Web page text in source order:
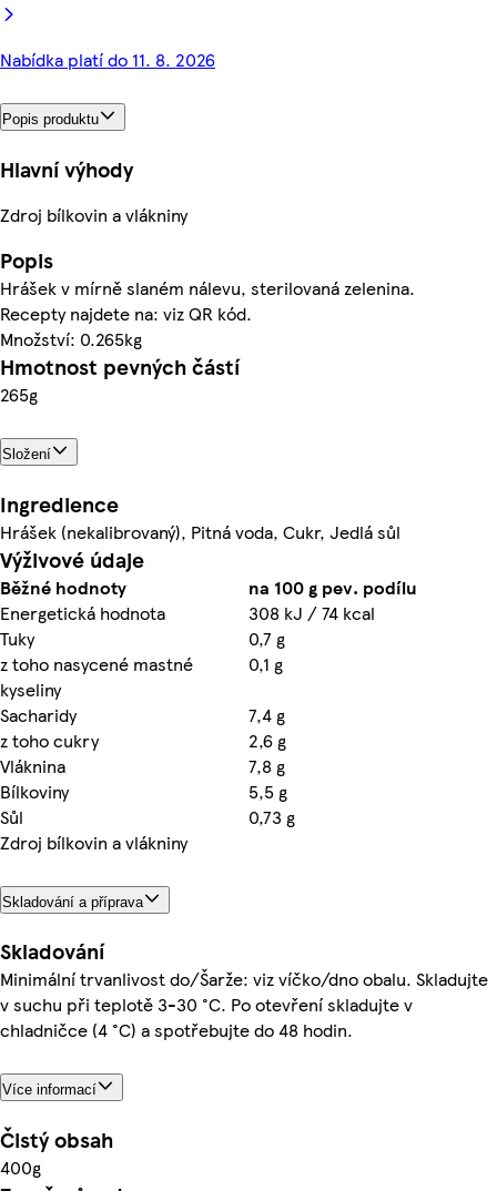
Nabídka platí do 11. 8. 2026
Popis produktu
Hlavní výhody
Zdroj bílkovin a vlákniny
Popis
Hrášek v mírně slaném nálevu, sterilovaná zelenina.
Recepty najdete na: viz QR kód.
Množství: 0.265kg
Hmotnost pevných částí
265g
Složení
Ingredience
Hrášek (nekalibrovaný), Pitná voda, Cukr, Jedlá sůl
Výživové údaje
Běžné hodnoty
na 100 g pev. podílu
Energetická hodnota
308 kJ / 74 kcal
Tuky
0,7 g
z toho nasycené mastné
kyseliny
0,1 g
Sacharidy
7,4 g
z toho cukry
2,6 g
Vláknina
7,8 g
Bílkoviny
5,5 g
Sůl
0,73 g
Zdroj bílkovin a vlákniny
Skladování a příprava
Skladování
Minimální trvanlivost do/Šarže: viz víčko/dno obalu. Skladujte
v suchu při teplotě 3-30 °C. Po otevření skladujte v
chladničce (4 °C) a spotřebujte do 48 hodin.
Více informací
Čistý obsah
400g